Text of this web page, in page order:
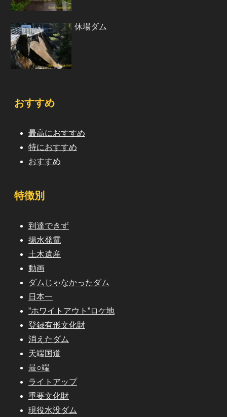
休場ダム
おすすめ
最高におすすめ
特におすすめ
おすすめ
特徴別
到達できず
揚水発電
土木遺産
動画
ダムじゃなかったダム
日本一
”ホワイトアウト”ロケ地
登録有形文化財
消えたダム
天端国道
最○端
ライトアップ
重要文化財
現役水没ダム